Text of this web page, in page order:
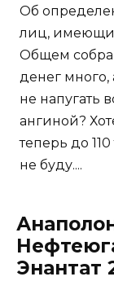
Об
лиц,
Общем
денег много,
не напугать
ангиной?
теперь до
не буду....
Энантат